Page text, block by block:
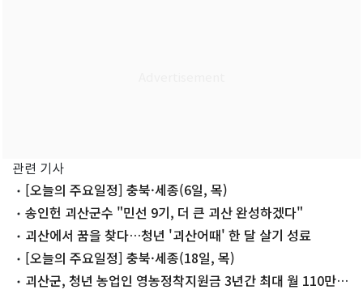
관련 기사
[오늘의 주요일정] 충북·세종(6일, 목)
송인헌 괴산군수 "민선 9기, 더 큰 괴산 완성하겠다"
괴산에서 꿈을 찾다…청년 '괴산어때' 한 달 살기 성료
[오늘의 주요일정] 충북·세종(18일, 목)
괴산군, 청년 농업인 영농정착지원금 3년간 최대 월 110만원